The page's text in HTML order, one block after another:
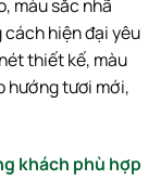
màu sắc nhã
cách hiện đại yêu
thiết kế, màu
hướng tươi mới,
khách phù hợp